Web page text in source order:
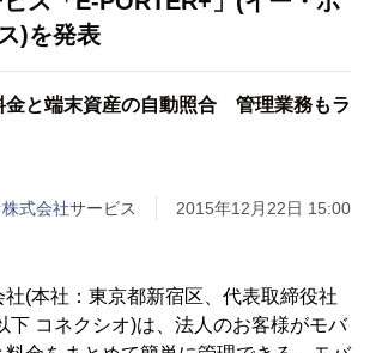
)を発表
金と端末資産の自動照合 管理業務もラ
式会社サービス 2015年12月22日 15:00
社(本社：東京都新宿区、代表取締役社
下 コネクシオ)は、法人のお客様がモバ